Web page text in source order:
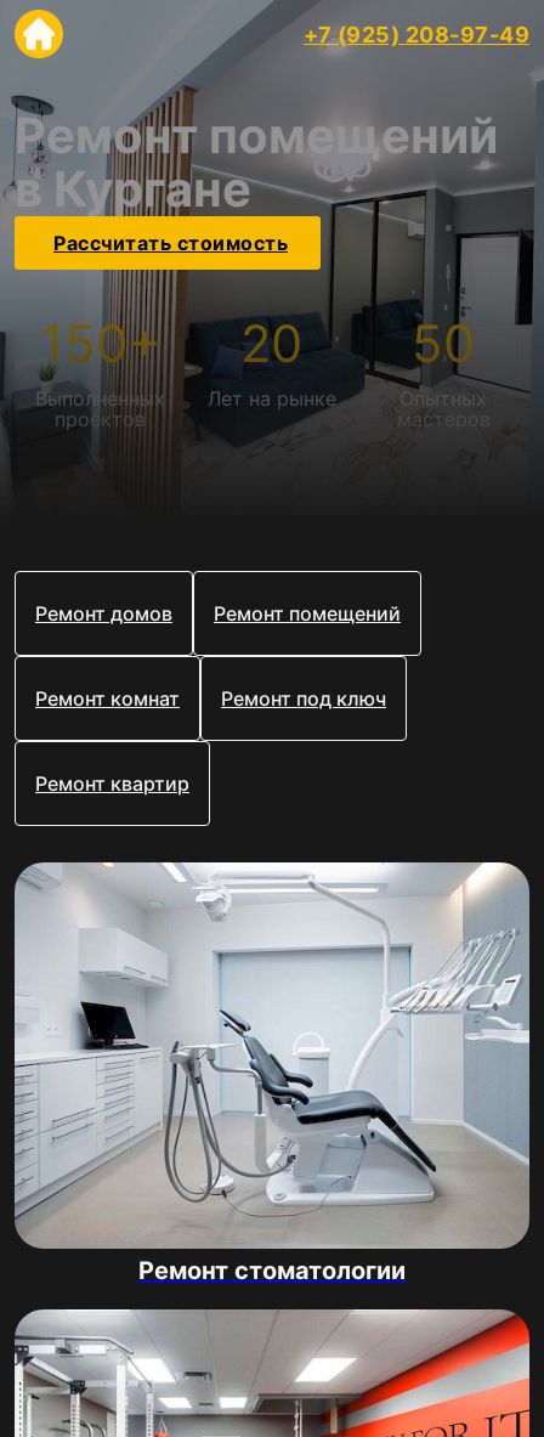
+7 (925) 208-97-49
Ремонт помещений
в Кургане
Рассчитать стоимость
150+
Выполненных
проектов
20
Лет на рынке
50
Опытных
мастеров
Ремонт домов Ремонт помещений
Ремонт комнат Ремонт под ключ
Ремонт квартир
Ремонт стоматологии